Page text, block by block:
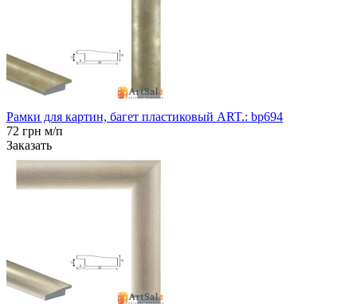
Рамки для картин, багет пластиковый ART.: bp694
72 грн м/п
Заказать